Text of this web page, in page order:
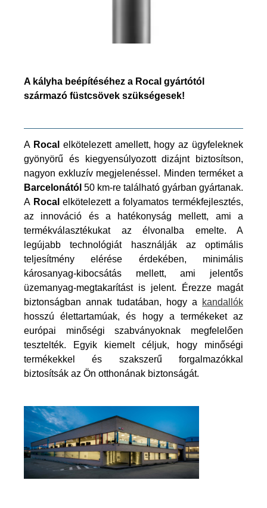
A kályha beépítéséhez a Rocal gyártótól
származó füstcsövek szükségesek!
A Rocal elkötelezett amellett, hogy az ügyfeleknek
gyönyörű és kiegyensúlyozott dizájnt biztosítson,
nagyon exkluzív megjelenéssel. Minden terméket a
Barcelonától 50 km-re található gyárban gyártanak.
A Rocal elkötelezett a folyamatos termékfejlesztés,
az innováció és a hatékonyság mellett, ami a
termékválasztékukat az élvonalba emelte. A
legújabb technológiát használják az optimális
teljesítmény elérése érdekében, minimális
károsanyag-kibocsátás mellett, ami jelentős
üzemanyag-megtakarítást is jelent. Érezze magát
biztonságban annak tudatában, hogy a
kandallók
hosszú élettartamúak, és hogy a termékeket az
európai minőségi szabványoknak megfelelően
tesztelték. Egyik kiemelt céljuk, hogy minőségi
termékekkel és szakszerű forgalmazókkal
biztosítsák az Ön otthonának biztonságát.